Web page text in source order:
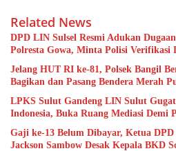
Related News
DPD LIN Sulsel Resmi Adukan
Polresta Gowa, Minta Polisi Verifikasi
Jelang HUT RI ke-81, Polsek Bangil
Bagikan dan Pasang Bendera Merah
LPKS Sulut Gandeng LIN Sulut
Indonesia, Buka Ruang Mediasi Demi
Gaji ke-13 Belum Dibayar, Ketua
Jackson Sambow Desak Kepala BKD